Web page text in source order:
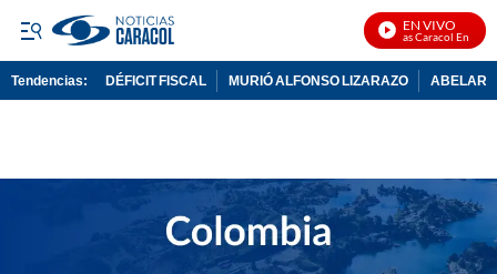
EN VIVO
Noticias Caracol En Vivo
Tendencias: DÉFICIT FISCAL MURIÓ ALFONSO LIZARAZO